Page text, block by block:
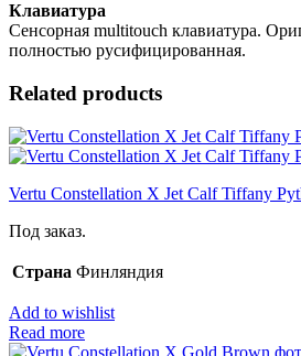
Клавиатура
Сенсорная multitouch клавиатура.
полностью русифицированная.
Related products
Vertu Constellation X Jet Calf Tiffany
Под заказ.
Страна Финляндия
Add to wishlist
Read more